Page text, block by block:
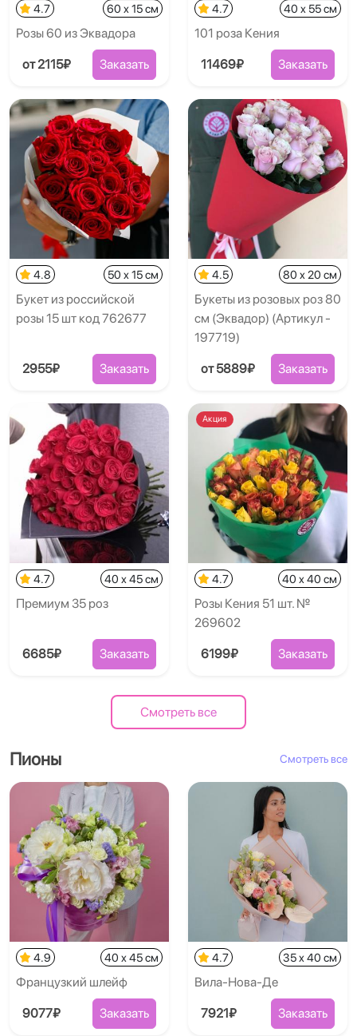
4.7 60 x 15 см
Розы 60 из Эквадора
от 2115₽ Заказать
4.7 40 x 55 см
101 роза Кения
11469₽ Заказать
4.8 50 x 15 см
Букет из российской
розы 15 шт код 762677
2955₽ Заказать
4.5 80 x 20 см
Букеты из розовых роз 80
см (Эквадор) (Артикул -
197719)
от 5889₽ Заказать
4.7 40 x 45 см
Премиум 35 роз
6685₽ Заказать
Акция
4.7 40 x 40 см
Розы Кения 51 шт. №
269602
6199₽ Заказать
Смотреть все
Пионы Смотреть все
4.9 40 x 45 см
Французкий шлейф
9077₽ Заказать
4.7 35 x 40 см
Вила-Нова-Де
7921₽ Заказать